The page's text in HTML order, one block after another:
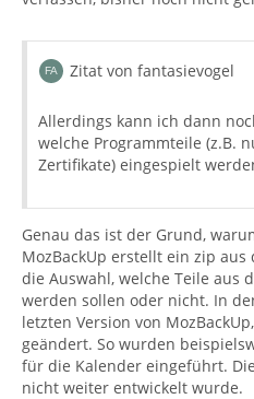
Zitat von fantasievogel
Allerdings kann ich dann
welche Programmteile (z.B.
Zertifikate) eingespielt
Genau das ist der Grund,
MozBackUp erstellt ein zip
die Auswahl, welche Teile aus
werden sollen oder nicht. In
letzten Version von
geändert. So wurden
für die Kalender eingeführt.
nicht weiter entwickelt wurde.